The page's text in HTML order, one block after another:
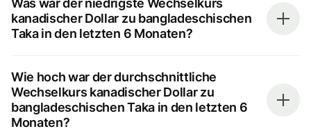
kanadischer Dollar zu bangladeschischen
Taka in den letzten 6 Monaten?
Wie hoch war der durchschnittliche
Wechselkurs kanadischer Dollar zu
bangladeschischen Taka in den letzten 6
Monaten?